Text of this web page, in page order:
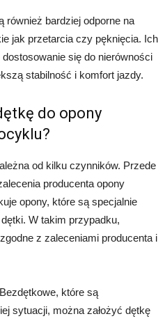
również bardziej odporne na
jak przetarcia czy pęknięcia. Ich
się do nierówności
stabilność i komfort jazdy.
do opony
od kilku czynników. Przede
producenta opony
opony, które są specjalnie
W takim przypadku,
z zaleceniami producenta i
które są
sytuacji, można założyć dętkę